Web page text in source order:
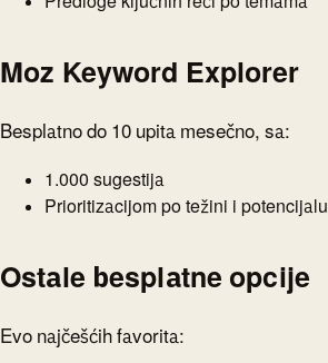
Moz Keyword Explorer
Besplatno do 10 upita mesečno, sa:
1.000 sugestija
Prioritizacijom po težini i potencijalu
Ostale besplatne opcije
Evo najčešćih favorita: